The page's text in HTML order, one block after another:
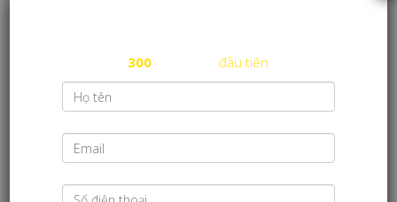
Dịch Vụ
300
nhãn hiệuđầu tiên